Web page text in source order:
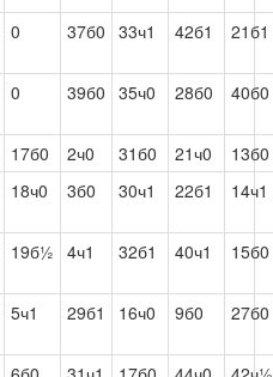
0 37б0 33ч1 42б1 21б1
0 39б0 35ч0 28б0 40б0
17б0 2ч0 31б0 21ч0
13б0
18ч0 3б0 30ч1 22б1 14ч1
19б½ 4ч1 32б1 40ч1 15б0
5ч1 29б1 16ч0 9б0 27б0